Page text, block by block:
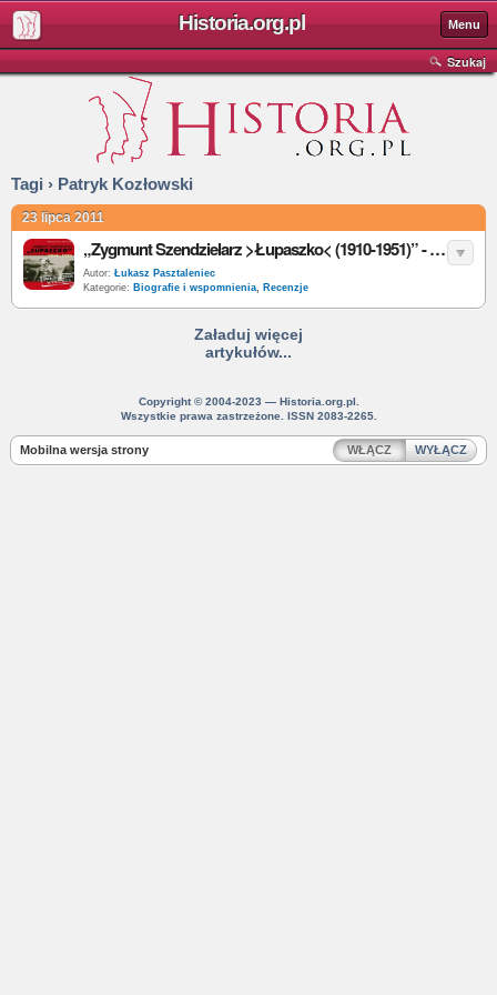
Historia.org.pl Menu
Szukaj
Tagi › Patryk Kozłowski
23 lipca 2011
„Zygmunt Szendzielarz >Łupaszko< (1910-1951)” - P. Kozłowski - recenzja
Autor: Łukasz Pasztaleniec
Kategorie: Biografie i wspomnienia, Recenzje
Załaduj więcej
artykułów...
Copyright © 2004-2023 — Historia.org.pl.
Wszystkie prawa zastrzeżone. ISSN 2083-2265.
Mobilna wersja strony WŁĄCZ WYŁĄCZ